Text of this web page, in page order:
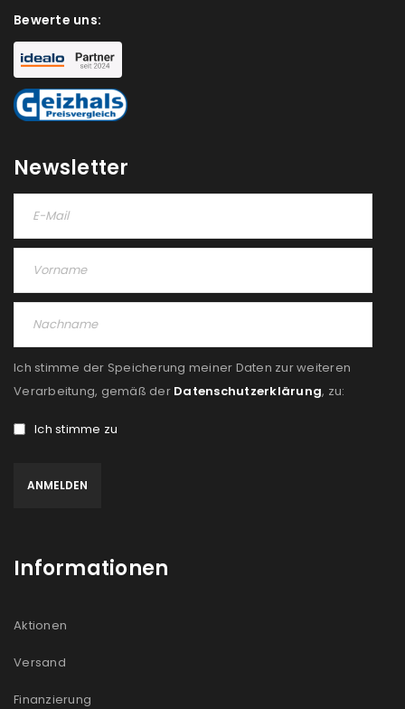
Ja, ich möchte ein Kundenkonto eröffnen und
akzeptiere die
Bewerte uns:
Newsletter
Ich stimme der Speicherung meiner Daten zur weiteren
Verarbeitung, gemäß der Datenschutzerklärung, zu:
Ich stimme zu
Informationen
Aktionen
Versand
Finanzierung